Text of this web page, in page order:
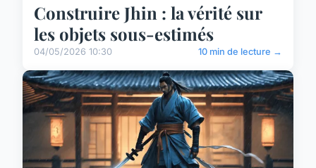
Construire Jhin : la vérité sur
les objets sous-estimés
04/05/2026 10:30 10 min de lecture →